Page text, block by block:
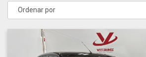
Ordenar por